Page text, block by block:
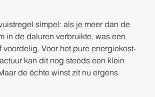
simpel: als je meer dan de
in de daluren verbruikte, was een
voordelig. Voor het pure energiekost-
kan dit nog steeds een klein
de échte winst zit nu ergens